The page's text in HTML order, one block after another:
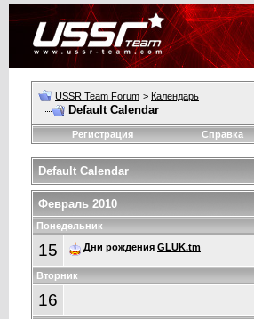
USSR Team Forum > Календарь
Default Calendar
Регистрация Справка
Default Calendar
Февраль 2010
Понедельник
15 Дни рождения GLUK.tm
Вторник
16